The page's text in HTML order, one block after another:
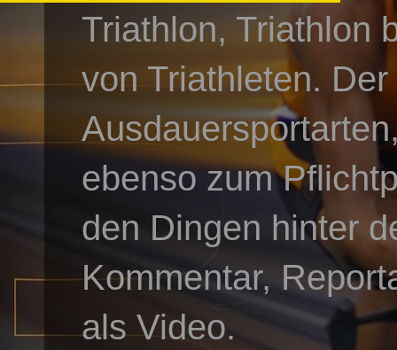
Triathlon, Triathlon
von Triathleten.
ebenso zum
den Dingen hinter
Kommentar,
als Video.